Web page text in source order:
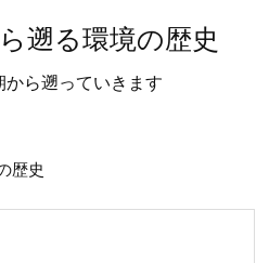
遡る環境の歴史
ら遡っていきます
歴史